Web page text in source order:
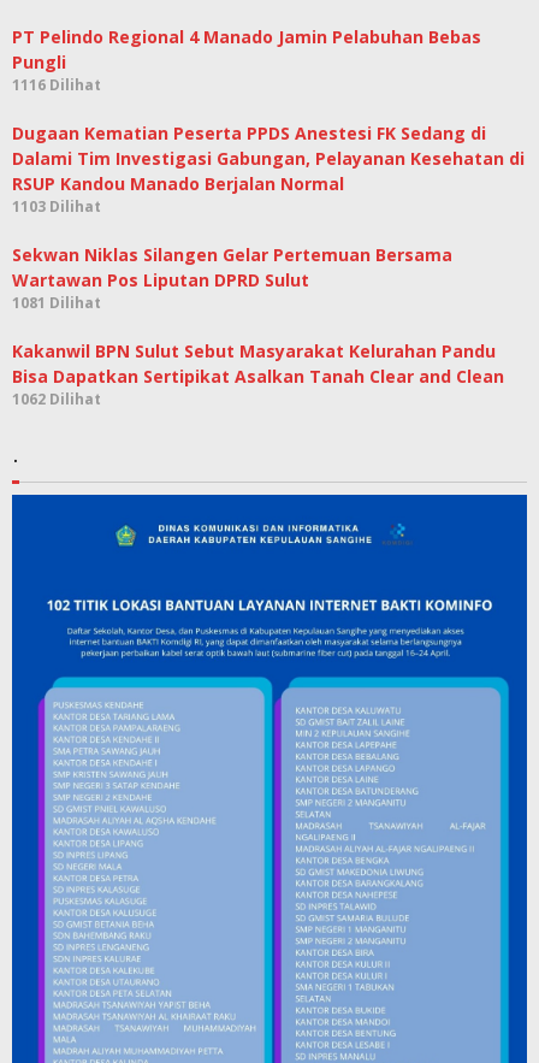
PT Pelindo Regional 4 Manado Jamin Pelabuhan Bebas
Pungli
1116 Dilihat
Dugaan Kematian Peserta PPDS Anestesi FK Sedang di
Dalami Tim Investigasi Gabungan, Pelayanan Kesehatan di
RSUP Kandou Manado Berjalan Normal
1103 Dilihat
Sekwan Niklas Silangen Gelar Pertemuan Bersama
Wartawan Pos Liputan DPRD Sulut
1081 Dilihat
Kakanwil BPN Sulut Sebut Masyarakat Kelurahan Pandu
Bisa Dapatkan Sertipikat Asalkan Tanah Clear and Clean
1062 Dilihat
.